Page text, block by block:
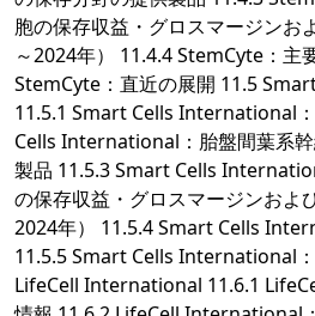
胞の保存収益・グロスマージンお
～2024年） 11.4.4 StemCyte：主
StemCyte：直近の展開 11.5
11.5.1 Smart Cells International
Cells International：胎盤間葉系
製品 11.5.3 Smart Cells
の保存収益・グロスマージンおよ
2024年） 11.5.4 Smart Cells
11.5.5 Smart Cells International
LifeCell International 11.6.1